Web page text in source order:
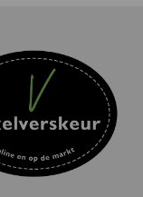
worden
op